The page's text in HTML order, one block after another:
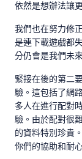
依然是想辦法讓
我們也在努力修
是連下載遊戲都
分仍會是我們未
緊接在後的第二
驗。這包括了網
多人在進行配對
驗。由於配對很
的資料特別珍貴
你們的協助和耐